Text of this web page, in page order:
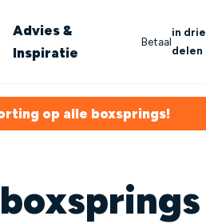
Betaal
in drie
delen
Advies &
Inspiratie
op alle boxsprings!